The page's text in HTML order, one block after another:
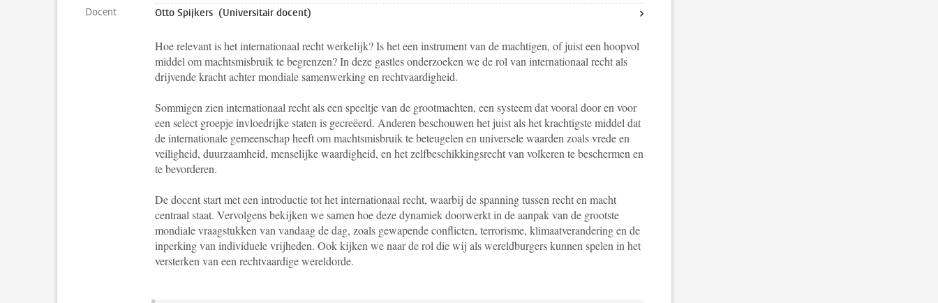
Docent
Otto Spijkers (Universitair docent)
Hoe relevant is het internationaal recht werkelijk? Is het een instrument van de machtigen, of juist een hoopvol
middel om machtsmisbruik te begrenzen? In deze gastles onderzoeken we de rol van internationaal recht als
drijvende kracht achter mondiale samenwerking en rechtvaardigheid.
Sommigen zien internationaal recht als een speeltje van de grootmachten, een systeem dat vooral door en voor
een select groepje invloedrijke staten is gecreëerd. Anderen beschouwen het juist als het krachtigste middel dat
de internationale gemeenschap heeft om machtsmisbruik te beteugelen en universele waarden zoals vrede en
veiligheid, duurzaamheid, menselijke waardigheid, en het zelfbeschikkingsrecht van volkeren te beschermen en
te bevorderen.
De docent start met een introductie tot het internationaal recht, waarbij de spanning tussen recht en macht
centraal staat. Vervolgens bekijken we samen hoe deze dynamiek doorwerkt in de aanpak van de grootste
mondiale vraagstukken van vandaag de dag, zoals gewapende conflicten, terrorisme, klimaatverandering en de
inperking van individuele vrijheden. Ook kijken we naar de rol die wij als wereldburgers kunnen spelen in het
versterken van een rechtvaardige wereldorde.